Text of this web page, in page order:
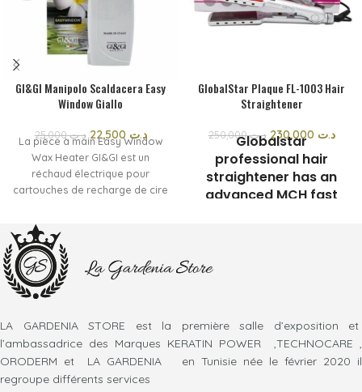
GI&GI Manipolo Scaldacera Easy
Window Giallo
د.ت25,000 د.ت
La pièce à main Easy Window
Wax Heater GI&GI est un
réchaud électrique pour
cartouches de recharge de cire
ergonomique et légère le rend
facile à manipuler et pratique à
utiliser. Convient également à un
usage professionnel, il
maintient la température
constante de la cire pendant
GlobalStar Plaque FL-1003 Hair
Straightener
د.ت250,000 د.ت
Globalstar
professional hair
straightener has an
advanced MCH fast
50/6Hz.
LA GARDENIA STORE est la première salle d’exposition et
l’ambassadrice des Marques KERATIN POWER ,TECHNOCARE ,
ORODERM et LA GARDENIA en Tunisie née le février 2020 il
regroupe différents services